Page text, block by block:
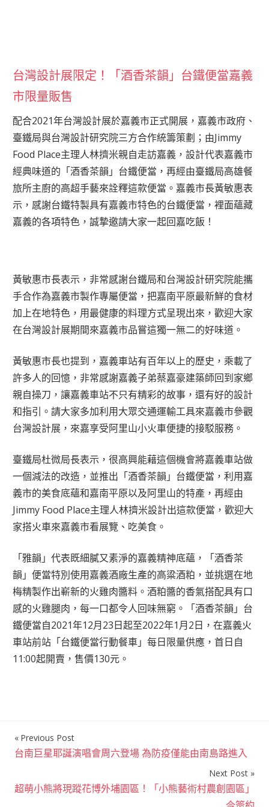
台灣設計展限定！「酒香茶韻」台鐵便當嘉義
市限量販售
配合2021年台灣設計展於嘉義市正式開展，嘉義市政府、
臺鐵局與台灣設計研究院三方合作統籌策劃；由Jimmy
Food Place主理人林擠米親自走訪嘉義，設計代表嘉義市
經典味道的「酒香茶韻」台鐵便當，再經由臺鐵局高雄餐
旅所主廚的高超手藝來詮釋這款便當。嘉義市長黃敏惠表
示，感謝台鐵特製具有嘉義市特色的台鐵便當，裡面蘊藏
嘉義的各項特色，誠摯邀請大家一起回嘉吃飯！
黃敏惠市長表示，非常感謝台鐵局和台灣設計研究院能攜
手合作為嘉義市製作專屬便當，把嘉南平原最新鮮的食材
加上在地特色，用最健康的料理方式呈現出來，歡迎大家
在台灣設計展期間來嘉義市品嘗這獨一無二的好味道。
黃敏惠市長也提到，嘉義車站有百年以上的歷史，乘載了
許多人的回憶，非常感謝嘉義子弟蔡嘉豪建築師回到家鄉
親自操刀，讓嘉義車站不只有精彩的故事，還有好的設計
和指引。請大家多加利用大眾交通運輸工具來嘉義市參觀
台灣設計展，來嘉享受阿里山小火車便捷的接駁服務。
臺鐵局杜微局長表示，很高興能藉這個機會將嘉義車站做
一個減法的改造，並推出「酒香茶韻」台鐵便當，利用嘉
義市的美食底蘊和嘉南平原以及阿里山的特產，再經由
Jimmy Food Place主理人林擠米設計出這款便當，歡迎大
家搭火車來嘉義市看展覽、吃美食。
「雅韻」代表既細膩又素淨的嘉義精神底蘊，「酒香茶
韻」便當特別使用嘉義酒廠生產的高粱酒粕，並挑選在地
梅精製作出嶄新的火雞肉醬料。酒粕醬的香氣搭配具有口
感的火雞腿肉，每一口都令人回味無窮。「酒香茶韻」台
鐵便當自2021年12月23日起至2022年1月2日，在嘉義火
車站前站「台鐵便當行動餐車」每日限量供應，首日自
11:00起開賣，售價130元。
文
章
導
Previous Post
台南巨星耶誕演唱會周六登場 為防疫僅能由南島路進入
Next Post
超萌小熊將現蹤花博外埔園區！「小熊藝術村農創園區」